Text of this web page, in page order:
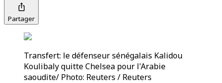
Partager
Transfert: le défenseur sénégalais Kalidou
Koulibaly quitte Chelsea pour l'Arabie
saoudite/ Photo: Reuters / Reuters